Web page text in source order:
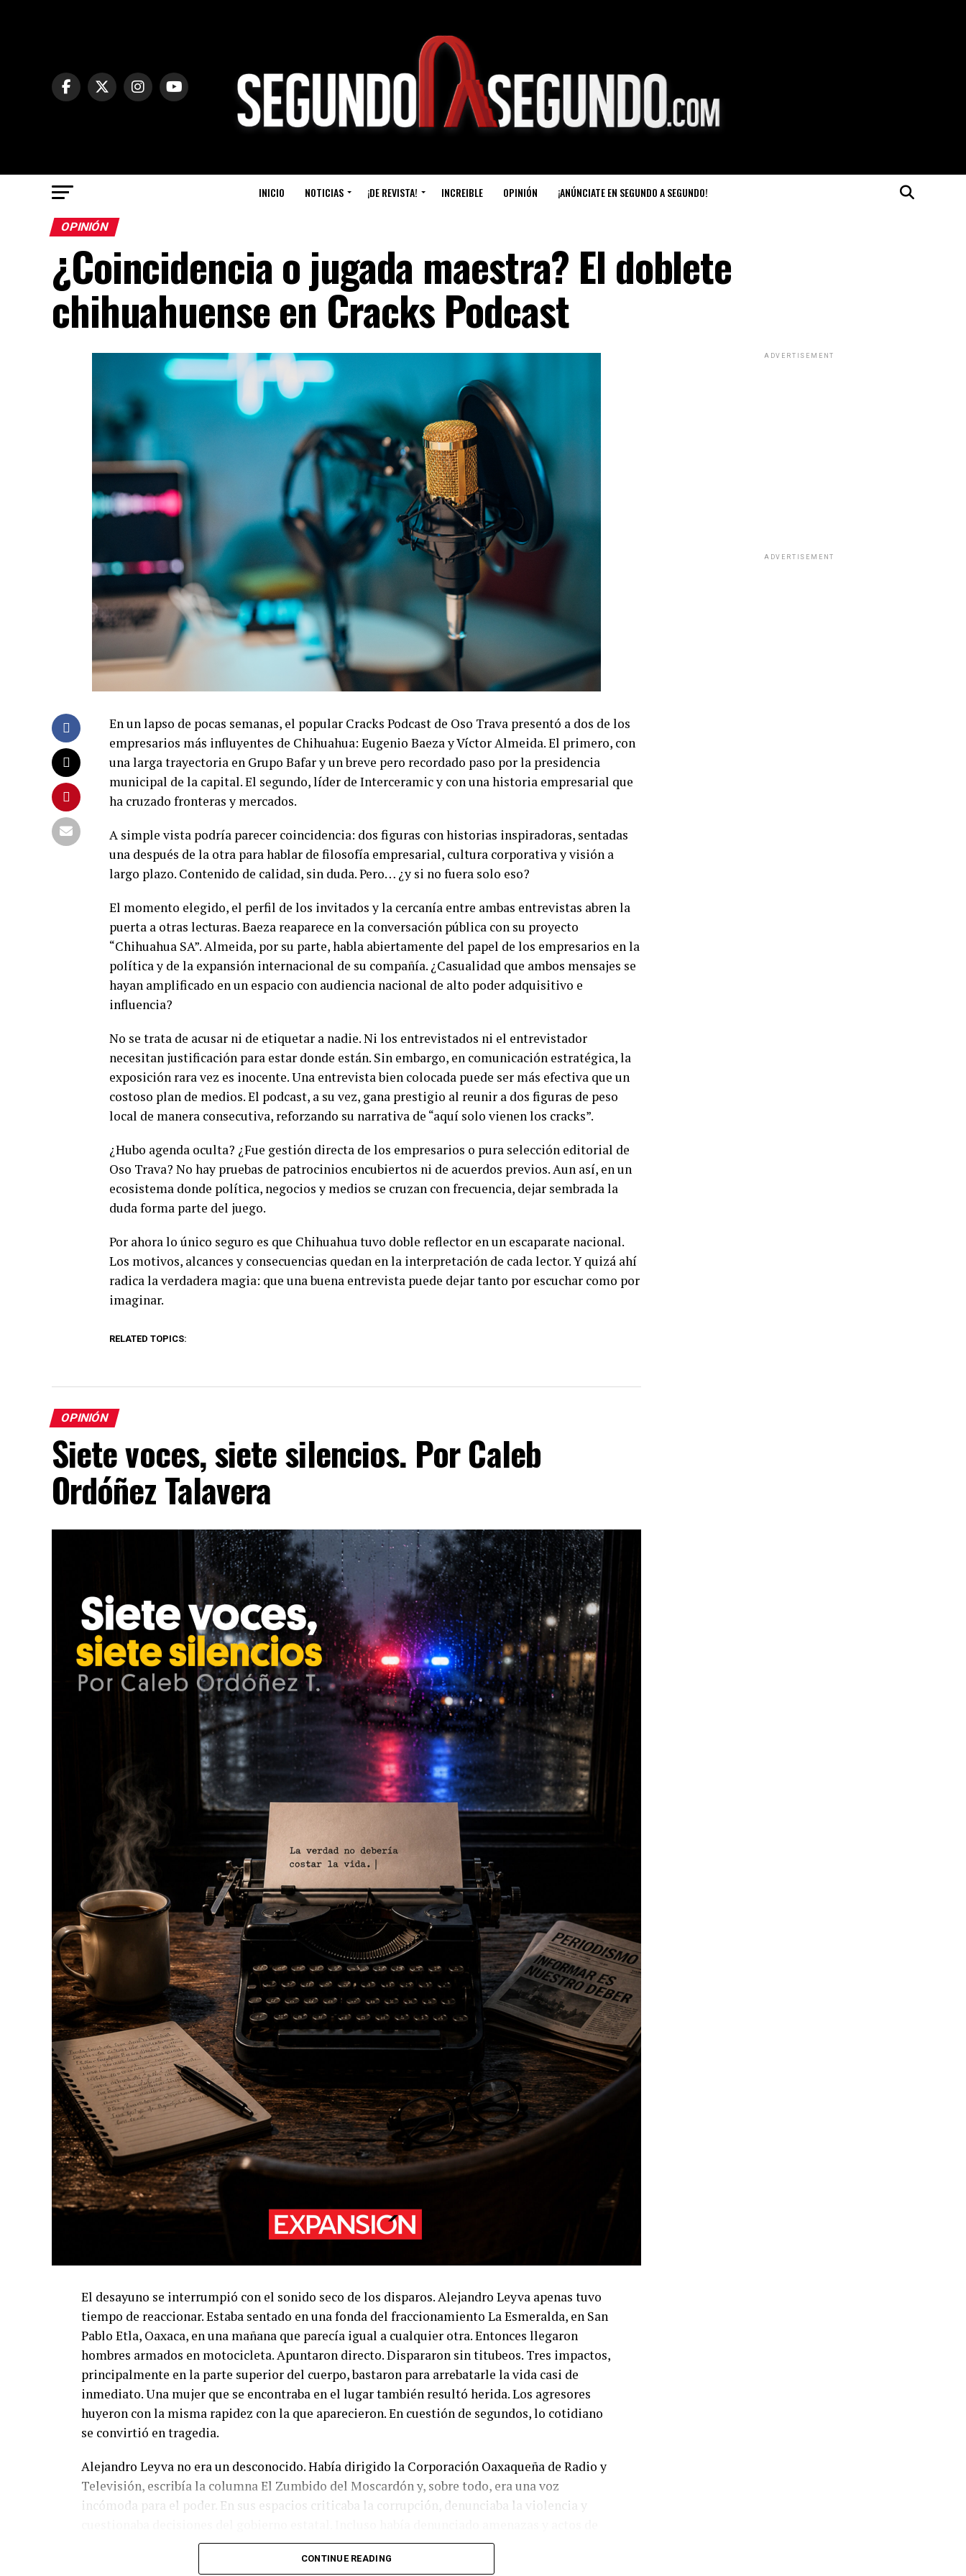
INICIO NOTICIAS ¡DE REVISTA! INCREIBLE OPINIÓN ¡ANÚNCIATE EN SEGUNDO A SEGUNDO!
OPINIÓN
¿Coincidencia o jugada maestra? El doblete
chihuahuense en Cracks Podcast
En un lapso de pocas semanas, el popular Cracks Podcast de Oso Trava presentó a dos de los
empresarios más influyentes de Chihuahua: Eugenio Baeza y Víctor Almeida. El primero, con
una larga trayectoria en Grupo Bafar y un breve pero recordado paso por la presidencia
municipal de la capital. El segundo, líder de Interceramic y con una historia empresarial que
ha cruzado fronteras y mercados.
A simple vista podría parecer coincidencia: dos figuras con historias inspiradoras, sentadas
una después de la otra para hablar de filosofía empresarial, cultura corporativa y visión a
largo plazo. Contenido de calidad, sin duda. Pero… ¿y si no fuera solo eso?
El momento elegido, el perfil de los invitados y la cercanía entre ambas entrevistas abren la
puerta a otras lecturas. Baeza reaparece en la conversación pública con su proyecto
“Chihuahua SA”. Almeida, por su parte, habla abiertamente del papel de los empresarios en la
política y de la expansión internacional de su compañía. ¿Casualidad que ambos mensajes se
hayan amplificado en un espacio con audiencia nacional de alto poder adquisitivo e
influencia?
No se trata de acusar ni de etiquetar a nadie. Ni los entrevistados ni el entrevistador
necesitan justificación para estar donde están. Sin embargo, en comunicación estratégica, la
exposición rara vez es inocente. Una entrevista bien colocada puede ser más efectiva que un
costoso plan de medios. El podcast, a su vez, gana prestigio al reunir a dos figuras de peso
local de manera consecutiva, reforzando su narrativa de “aquí solo vienen los cracks”.
¿Hubo agenda oculta? ¿Fue gestión directa de los empresarios o pura selección editorial de
Oso Trava? No hay pruebas de patrocinios encubiertos ni de acuerdos previos. Aun así, en un
ecosistema donde política, negocios y medios se cruzan con frecuencia, dejar sembrada la
duda forma parte del juego.
Por ahora lo único seguro es que Chihuahua tuvo doble reflector en un escaparate nacional.
Los motivos, alcances y consecuencias quedan en la interpretación de cada lector. Y quizá ahí
radica la verdadera magia: que una buena entrevista puede dejar tanto por escuchar como por
imaginar.
RELATED TOPICS:
OPINIÓN
Siete voces, siete silencios. Por Caleb
Ordóñez Talavera
El desayuno se interrumpió con el sonido seco de los disparos. Alejandro Leyva apenas tuvo
tiempo de reaccionar. Estaba sentado en una fonda del fraccionamiento La Esmeralda, en San
Pablo Etla, Oaxaca, en una mañana que parecía igual a cualquier otra. Entonces llegaron
hombres armados en motocicleta. Apuntaron directo. Dispararon sin titubeos. Tres impactos,
principalmente en la parte superior del cuerpo, bastaron para arrebatarle la vida casi de
inmediato. Una mujer que se encontraba en el lugar también resultó herida. Los agresores
huyeron con la misma rapidez con la que aparecieron. En cuestión de segundos, lo cotidiano
se convirtió en tragedia.
Alejandro Leyva no era un desconocido. Había dirigido la Corporación Oaxaqueña de Radio y
Televisión, escribía la columnaEl Zumbido del Moscardóny, sobre todo, era una voz
incómoda para el poder. En sus espacios criticaba la corrupción, denunciaba la violencia y
intimidación en su contra desde tiempo atrás. Quienes hoy investigan el caso saben que no
puede ignorarse ninguna línea relacionada con su actividad periodística. La Fiscalía General
CONTINUE READING
ADVERTISEMENT
ADVERTISEMENT